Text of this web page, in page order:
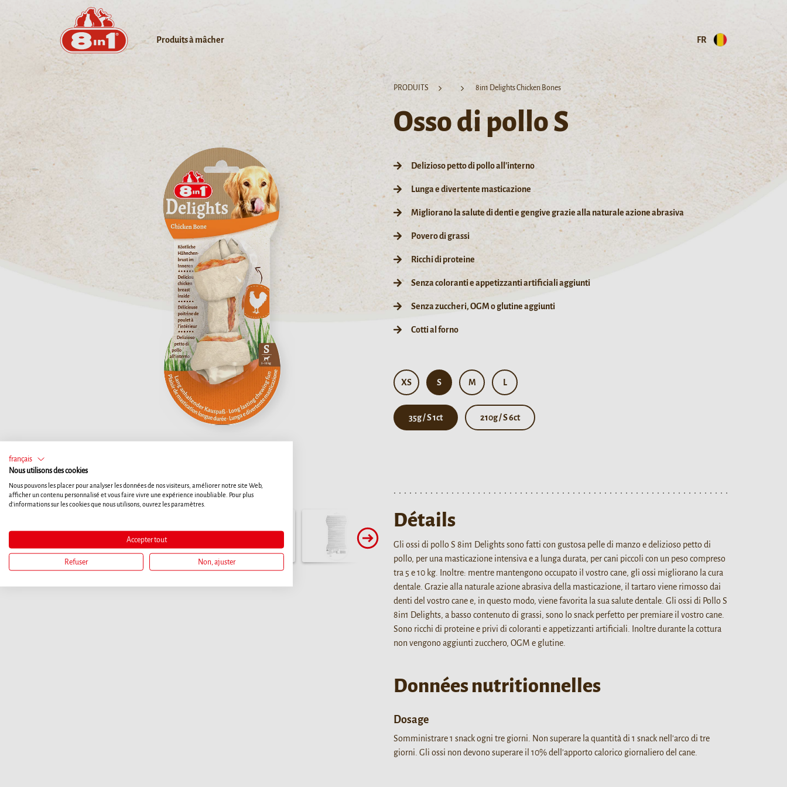
Produits à mâcher FR
PRODUITS 8in1 Delights Chicken Bones
Osso di pollo S
Delizioso petto di pollo all'interno
Lunga e divertente masticazione
Migliorano la salute di denti e gengive grazie alla naturale azione abrasiva
Povero di grassi
Ricchi di proteine
Senza coloranti e appetizzanti artificiali aggiunti
Senza zuccheri, OGM o glutine aggiunti
Cotti al forno
XS S M L
35g / S 1ct 210g / S 6ct
Détails
Gli ossi di pollo S 8in1 Delights sono fatti con gustosa pelle di manzo e delizioso petto di
pollo, per una masticazione intensiva e a lunga durata, per cani piccoli con un peso compreso
tra 5 e 10 kg. Inoltre: mentre mantengono occupato il vostro cane, gli ossi migliorano la cura
dentale. Grazie alla naturale azione abrasiva della masticazione, il tartaro viene rimosso dai
denti del vostro cane e, in questo modo, viene favorita la sua salute dentale. Gli ossi di Pollo S
8in1 Delights, a basso contenuto di grassi, sono lo snack perfetto per premiare il vostro cane.
Sono ricchi di proteine e privi di coloranti e appetizzanti artificiali. Inoltre durante la cottura
non vengono aggiunti zucchero, OGM e glutine.
Données nutritionnelles
Dosage
Somministrare 1 snack ogni tre giorni. Non superare la quantità di 1 snack nell'arco di tre
giorni. Gli ossi non devono superare il 10% dell'apporto calorico giornaliero del cane.
français
Nous utilisons des cookies
Nous pouvons les placer pour analyser les données de nos visiteurs, améliorer notre site Web,
afficher un contenu personnalisé et vous faire vivre une expérience inoubliable. Pour plus
d'informations sur les cookies que nous utilisons, ouvrez les paramètres.
Accepter tout
Refuser Non, ajuster